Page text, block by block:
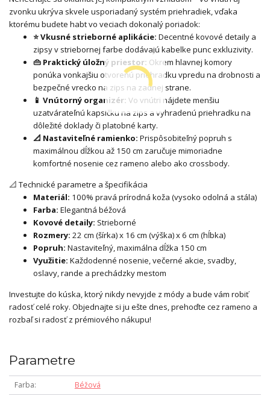
zvonku ukrýva skvele usporiadaný systém priehradiek, vďaka
ktorému budete habt vo veciach dokonalý poriadok:
⭐ Vkusné strieborné aplikácie: Decentné kovové detaily a
zipsy v striebornej farbe dodávajú kabelke punc exkluzivity.
👜 Praktický úložný priestor: Okrem hlavnej komory
ponúka vonkajšiu otvorenú priehradku vpredu na drobnosti a
bezpečné vrecko na zips na zadnej strane.
📱 Vnútorný organizér: Vo vnútri nájdete menšiu
uzatvárateľnú kapsičku na zips a vyhradenú priehradku na
dôležité doklady či platobné karty.
📐 Nastaviteľné ramienko: Prispôsobiteľný popruh s
maximálnou dĺžkou až 150 cm zaručuje mimoriadne
komfortné nosenie cez rameno alebo ako crossbody.
📐 Technické parametre a špecifikácia
Materiál: 100% pravá prírodná koža (vysoko odolná a stála)
Farba: Elegantná béžová
Kovové detaily: Strieborné
Rozmery: 22 cm (šírka) x 16 cm (výška) x 6 cm (hĺbka)
Popruh: Nastaviteľný, maximálna dĺžka 150 cm
Využitie: Každodenné nosenie, večerné akcie, svadby,
oslavy, rande a prechádzky mestom
Investujte do kúska, ktorý nikdy nevyjde z módy a bude vám robiť
radosť celé roky. Objednajte si ju ešte dnes, prehoďte cez rameno a
rozbaľ si radosť z prémiového nákupu!
Parametre
Farba
Béžová